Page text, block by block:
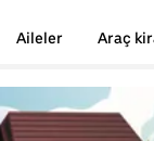
Aileler Araç